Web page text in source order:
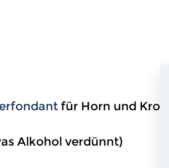
für Horn und
Alkohol verdünnt)